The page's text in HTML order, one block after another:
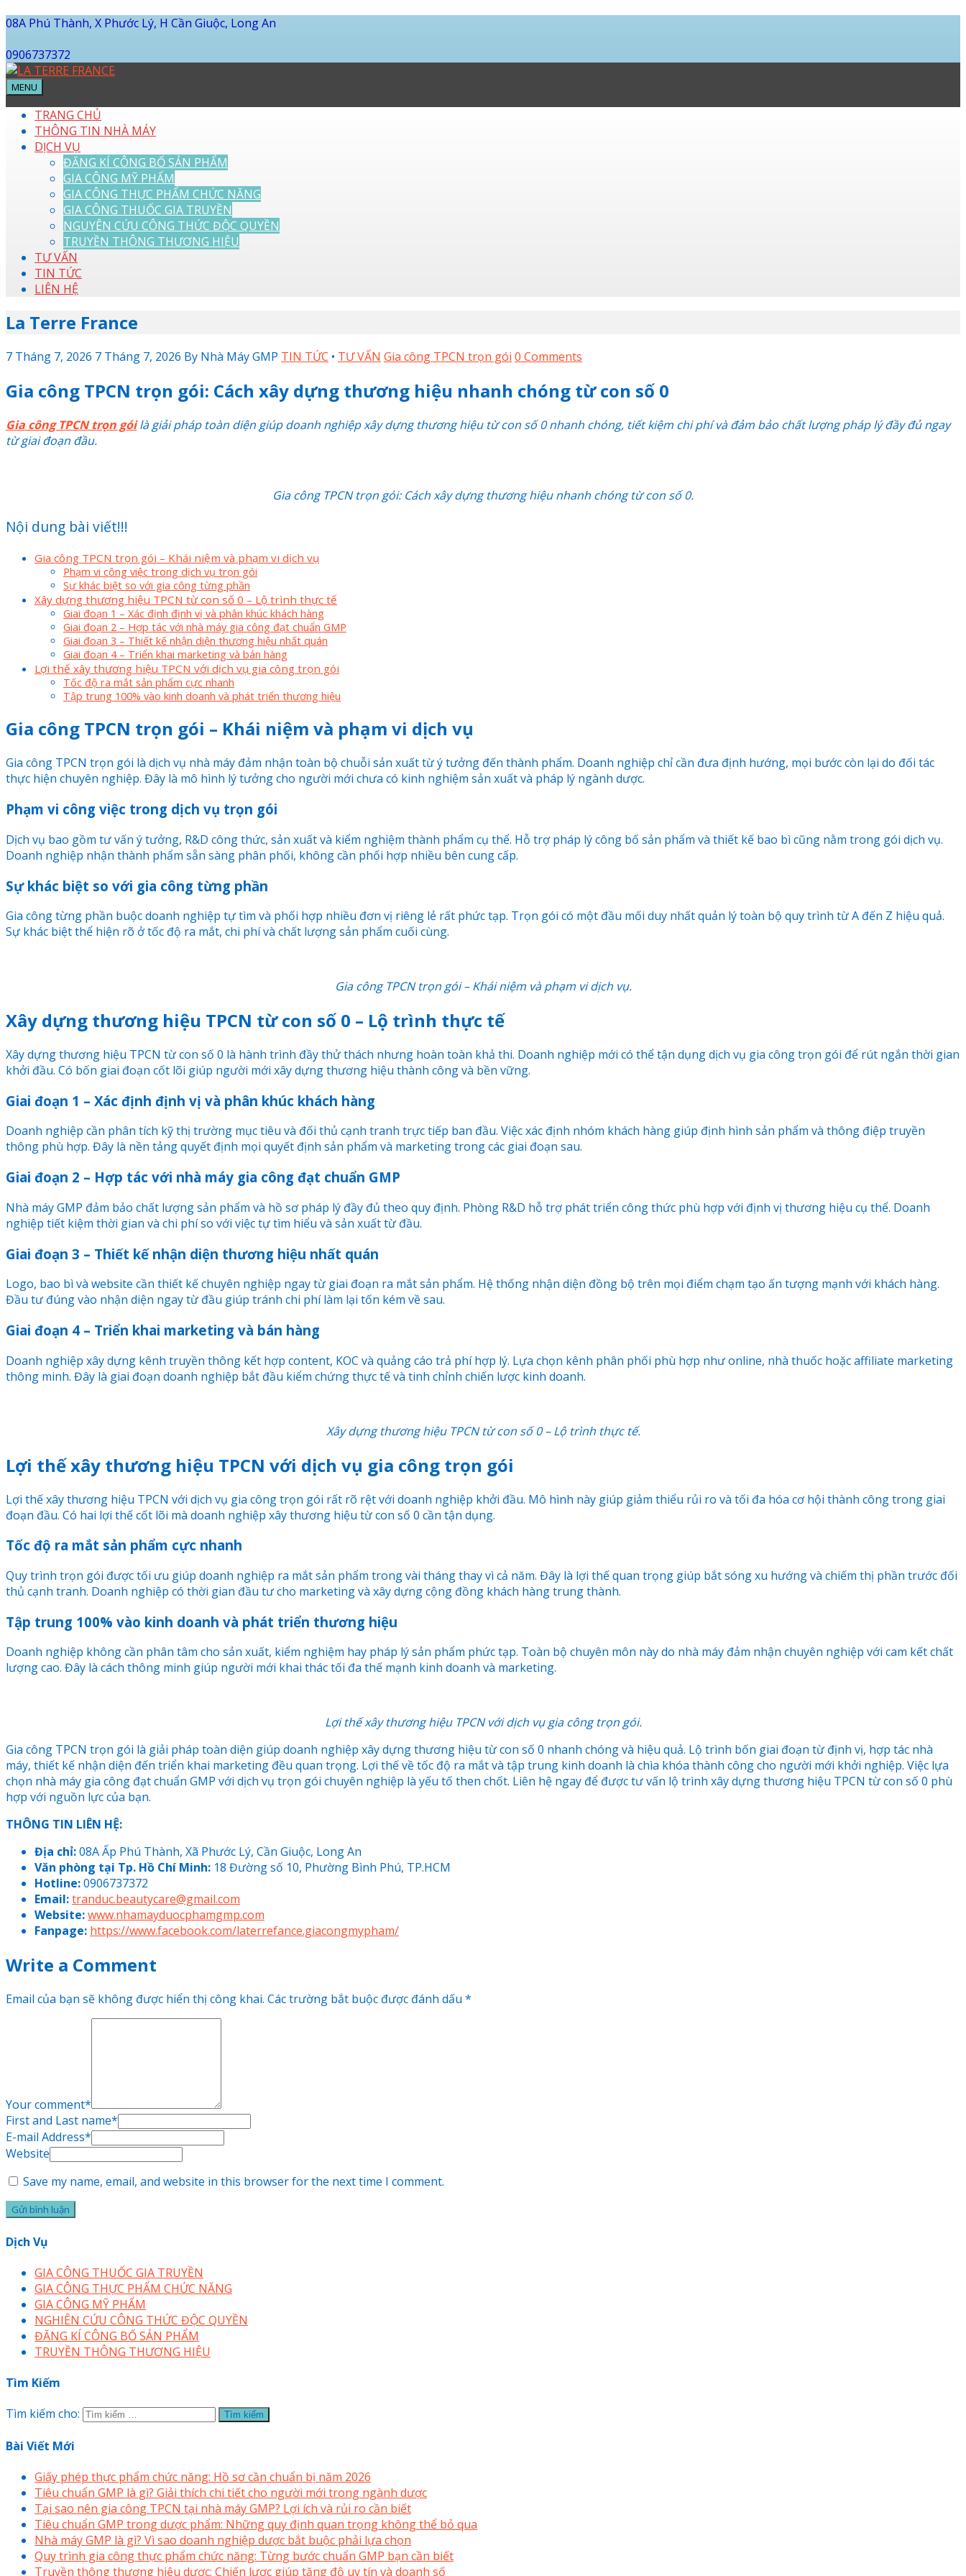
08A Phú Thành, X Phước Lý, H Cần Giuộc, Long An
0906737372
MENU
TRANG CHỦ
THÔNG TIN NHÀ MÁY
DỊCH VỤ
ĐĂNG KÍ CÔNG BỐ SẢN PHẨM
GIA CÔNG MỸ PHẨM
GIA CÔNG THỰC PHẨM CHỨC NĂNG
GIA CÔNG THUỐC GIA TRUYỀN
NGUYÊN CỨU CÔNG THỨC ĐỘC QUYỀN
TRUYỀN THÔNG THƯƠNG HIỆU
TƯ VẤN
TIN TỨC
LIÊN HỆ
La Terre France
7 Tháng 7, 2026 7 Tháng 7, 2026 By Nhà Máy GMP TIN TỨC • TƯ VẤN Gia công TPCN trọn gói 0 Comments
Gia công TPCN trọn gói: Cách xây dựng thương hiệu nhanh chóng từ con số 0
Gia công TPCN trọn góilà giải pháp toàn diện giúp doanh nghiệp xây dựng thương hiệu từ con số 0 nhanh chóng, tiết kiệm chi phí và đảm bảo chất lượng pháp lý đầy đủ ngay
từ giai đoạn đầu.
Gia công TPCN trọn gói: Cách xây dựng thương hiệu nhanh chóng từ con số 0.
Nội dung bài viết!!!
Gia công TPCN trọn gói – Khái niệm và phạm vi dịch vụ
Phạm vi công việc trong dịch vụ trọn gói
Sự khác biệt so với gia công từng phần
Xây dựng thương hiệu TPCN từ con số 0 – Lộ trình thực tế
Giai đoạn 1 – Xác định định vị và phân khúc khách hàng
Giai đoạn 2 – Hợp tác với nhà máy gia công đạt chuẩn GMP
Giai đoạn 3 – Thiết kế nhận diện thương hiệu nhất quán
Giai đoạn 4 – Triển khai marketing và bán hàng
Lợi thế xây thương hiệu TPCN với dịch vụ gia công trọn gói
Tốc độ ra mắt sản phẩm cực nhanh
Tập trung 100% vào kinh doanh và phát triển thương hiệu
Gia công TPCN trọn gói – Khái niệm và phạm vi dịch vụ
Gia công TPCN trọn gói là dịch vụ nhà máy đảm nhận toàn bộ chuỗi sản xuất từ ý tưởng đến thành phẩm. Doanh nghiệp chỉ cần đưa định hướng, mọi bước còn lại do đối tác
thực hiện chuyên nghiệp. Đây là mô hình lý tưởng cho người mới chưa có kinh nghiệm sản xuất và pháp lý ngành dược.
Phạm vi công việc trong dịch vụ trọn gói
Dịch vụ bao gồm tư vấn ý tưởng, R&D công thức, sản xuất và kiểm nghiệm thành phẩm cụ thể. Hỗ trợ pháp lý công bố sản phẩm và thiết kế bao bì cũng nằm trong gói dịch vụ.
Doanh nghiệp nhận thành phẩm sẵn sàng phân phối, không cần phối hợp nhiều bên cung cấp.
Sự khác biệt so với gia công từng phần
Gia công từng phần buộc doanh nghiệp tự tìm và phối hợp nhiều đơn vị riêng lẻ rất phức tạp. Trọn gói có một đầu mối duy nhất quản lý toàn bộ quy trình từ A đến Z hiệu quả.
Sự khác biệt thể hiện rõ ở tốc độ ra mắt, chi phí và chất lượng sản phẩm cuối cùng.
Gia công TPCN trọn gói – Khái niệm và phạm vi dịch vụ.
Xây dựng thương hiệu TPCN từ con số 0 – Lộ trình thực tế
Xây dựng thương hiệu TPCN từ con số 0 là hành trình đầy thử thách nhưng hoàn toàn khả thi. Doanh nghiệp mới có thể tận dụng dịch vụ gia công trọn gói để rút ngắn thời gian
khởi đầu. Có bốn giai đoạn cốt lõi giúp người mới xây dựng thương hiệu thành công và bền vững.
Giai đoạn 1 – Xác định định vị và phân khúc khách hàng
Doanh nghiệp cần phân tích kỹ thị trường mục tiêu và đối thủ cạnh tranh trực tiếp ban đầu. Việc xác định nhóm khách hàng giúp định hình sản phẩm và thông điệp truyền
thông phù hợp. Đây là nền tảng quyết định mọi quyết định sản phẩm và marketing trong các giai đoạn sau.
Giai đoạn 2 – Hợp tác với nhà máy gia công đạt chuẩn GMP
Nhà máy GMP đảm bảo chất lượng sản phẩm và hồ sơ pháp lý đầy đủ theo quy định. Phòng R&D hỗ trợ phát triển công thức phù hợp với định vị thương hiệu cụ thể. Doanh
nghiệp tiết kiệm thời gian và chi phí so với việc tự tìm hiểu và sản xuất từ đầu.
Giai đoạn 3 – Thiết kế nhận diện thương hiệu nhất quán
Logo, bao bì và website cần thiết kế chuyên nghiệp ngay từ giai đoạn ra mắt sản phẩm. Hệ thống nhận diện đồng bộ trên mọi điểm chạm tạo ấn tượng mạnh với khách hàng.
Đầu tư đúng vào nhận diện ngay từ đầu giúp tránh chi phí làm lại tốn kém về sau.
Giai đoạn 4 – Triển khai marketing và bán hàng
Doanh nghiệp xây dựng kênh truyền thông kết hợp content, KOC và quảng cáo trả phí hợp lý. Lựa chọn kênh phân phối phù hợp như online, nhà thuốc hoặc affiliate marketing
thông minh. Đây là giai đoạn doanh nghiệp bắt đầu kiểm chứng thực tế và tinh chỉnh chiến lược kinh doanh.
Xây dựng thương hiệu TPCN từ con số 0 – Lộ trình thực tế.
Lợi thế xây thương hiệu TPCN với dịch vụ gia công trọn gói
Lợi thế xây thương hiệu TPCN với dịch vụ gia công trọn gói rất rõ rệt với doanh nghiệp khởi đầu. Mô hình này giúp giảm thiểu rủi ro và tối đa hóa cơ hội thành công trong giai
đoạn đầu. Có hai lợi thế cốt lõi mà doanh nghiệp xây thương hiệu từ con số 0 cần tận dụng.
Tốc độ ra mắt sản phẩm cực nhanh
Quy trình trọn gói được tối ưu giúp doanh nghiệp ra mắt sản phẩm trong vài tháng thay vì cả năm. Đây là lợi thế quan trọng giúp bắt sóng xu hướng và chiếm thị phần trước đối
thủ cạnh tranh. Doanh nghiệp có thời gian đầu tư cho marketing và xây dựng cộng đồng khách hàng trung thành.
Tập trung 100% vào kinh doanh và phát triển thương hiệu
Doanh nghiệp không cần phân tâm cho sản xuất, kiểm nghiệm hay pháp lý sản phẩm phức tạp. Toàn bộ chuyên môn này do nhà máy đảm nhận chuyên nghiệp với cam kết chất
lượng cao. Đây là cách thông minh giúp người mới khai thác tối đa thế mạnh kinh doanh và marketing.
Lợi thế xây thương hiệu TPCN với dịch vụ gia công trọn gói.
Gia công TPCN trọn gói là giải pháp toàn diện giúp doanh nghiệp xây dựng thương hiệu từ con số 0 nhanh chóng và hiệu quả. Lộ trình bốn giai đoạn từ định vị, hợp tác nhà
máy, thiết kế nhận diện đến triển khai marketing đều quan trọng. Lợi thế về tốc độ ra mắt và tập trung kinh doanh là chìa khóa thành công cho người mới khởi nghiệp. Việc lựa
chọn nhà máy gia công đạt chuẩn GMP với dịch vụ trọn gói chuyên nghiệp là yếu tố then chốt. Liên hệ ngay để được tư vấn lộ trình xây dựng thương hiệu TPCN từ con số 0 phù
hợp với nguồn lực của bạn.
THÔNG TIN LIÊN HỆ:
Địa chỉ:08A Ấp Phú Thành, Xã Phước Lý, Cần Giuộc, Long An
Văn phòng tại Tp. Hồ Chí Minh: 18 Đường số 10, Phường Bình Phú, TP.HCM
Hotline:0906737372
Email:tranduc.beautycare@gmail.com
Website:www.nhamayduocphamgmp.com
Fanpage: https://www.facebook.com/laterrefance.giacongmypham/
Write a Comment
Email của bạn sẽ không được hiển thị công khai. Các trường bắt buộc được đánh dấu *
Your comment*
First and Last name*
E-mail Address*
Website
Save my name, email, and website in this browser for the next time I comment.
Dịch Vụ
GIA CÔNG THUỐC GIA TRUYỀN
GIA CÔNG THỰC PHẨM CHỨC NĂNG
GIA CÔNG MỸ PHẨM
NGHIÊN CỨU CÔNG THỨC ĐỘC QUYỀN
ĐĂNG KÍ CÔNG BỐ SẢN PHẨM
TRUYỀN THÔNG THƯƠNG HIỆU
Tìm Kiếm
Tìm kiếm cho:
Bài Viết Mới
Giấy phép thực phẩm chức năng: Hồ sơ cần chuẩn bị năm 2026
Tiêu chuẩn GMP là gì? Giải thích chi tiết cho người mới trong ngành dược
Tại sao nên gia công TPCN tại nhà máy GMP? Lợi ích và rủi ro cần biết
Tiêu chuẩn GMP trong dược phẩm: Những quy định quan trọng không thể bỏ qua
Nhà máy GMP là gì? Vì sao doanh nghiệp dược bắt buộc phải lựa chọn
Quy trình gia công thực phẩm chức năng: Từng bước chuẩn GMP bạn cần biết
Truyền thông thương hiệu dược: Chiến lược giúp tăng độ uy tín và doanh số